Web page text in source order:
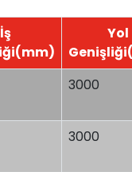
İş
Yol
3000
3000